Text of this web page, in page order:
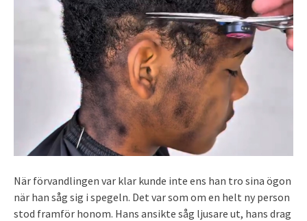
När förvandlingen var klar kunde inte ens han tro sina ögon
när han såg sig i spegeln. Det var som om en helt ny person
stod framför honom. Hans ansikte såg ljusare ut, hans drag